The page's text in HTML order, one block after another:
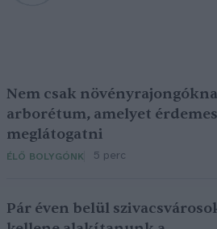
Nem csak
arborétum, amelyet érdemes
meglátogatni
ÉLŐ BOLYGÓNK 5 perc
Pár éven belül